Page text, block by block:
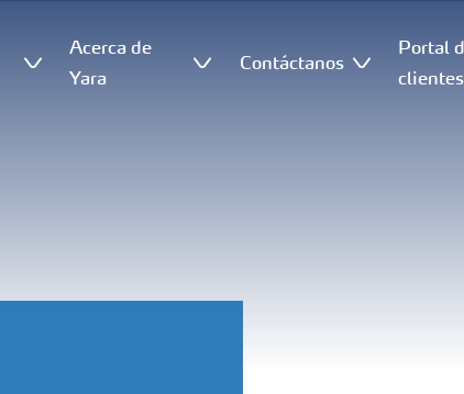
Acerca de
Yara
Contáctanos
Portal
clientes